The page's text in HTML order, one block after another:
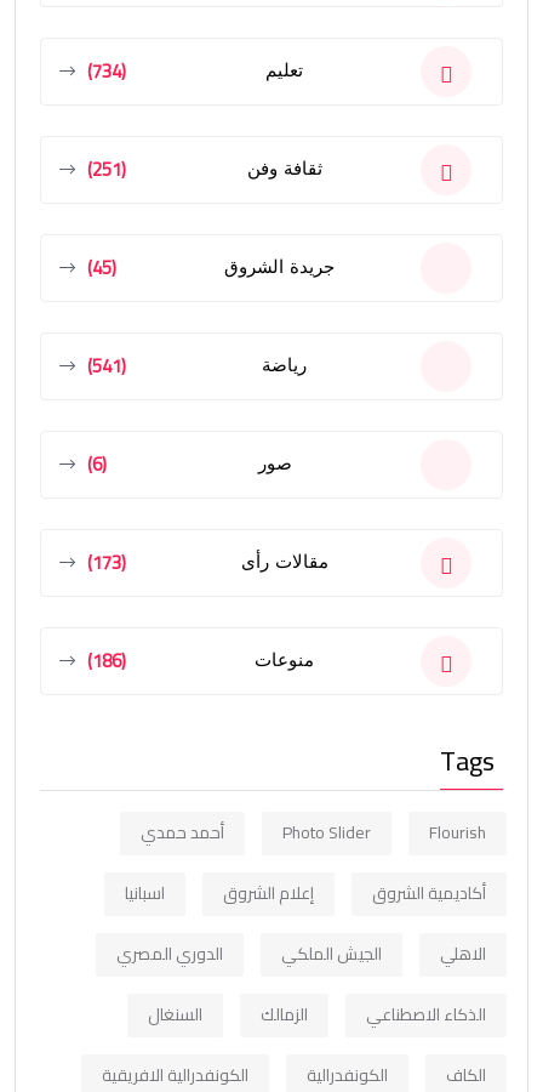
تعليم (734)
ثقافة وفن (251)
جريدة الشروق (45)
رياضة (541)
صور (6)
مقالات رأى (173)
منوعات (186)
Tags
Flourish
Photo Slider
أحمد حمدي
أكاديمية الشروق
إعلام الشروق
اسبانيا
الاهلي
الجيش الملكي
الدوري المصري
الذكاء الاصطناعي
الزمالك
السنغال
الكاف
الكونفدرالية
الكونفدرالية الافريقية